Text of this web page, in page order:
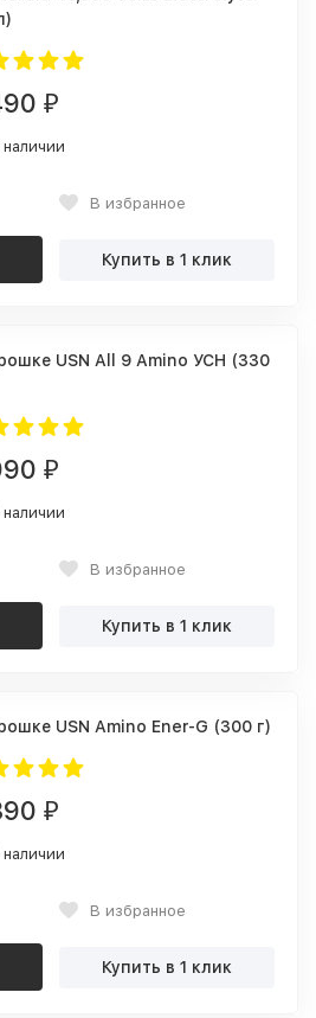
₽
В избранное
Купить в 1 клик
USN All 9 Amino УСН (330
₽
В избранное
Купить в 1 клик
USN Amino Ener-G (300 г)
₽
В избранное
Купить в 1 клик